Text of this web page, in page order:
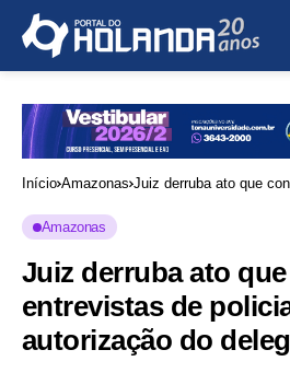
Início Amazonas Juiz derruba ato que
Amazonas
Juiz derruba ato
entrevistas de
autorização do